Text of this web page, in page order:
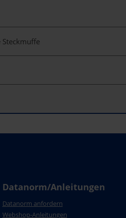
Datanorm/Anleitungen
Datanorm anfordern
Webshop-Anleitungen